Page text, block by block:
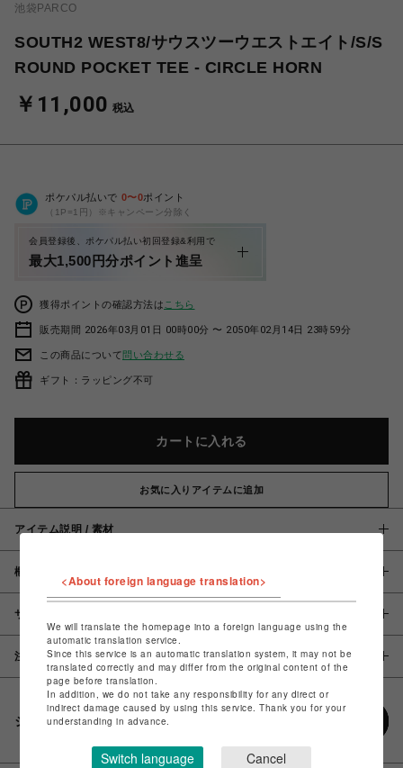
池袋PARCO
SOUTH2 WEST8/サウスツーウエストエイト/S/S
ROUND POCKET TEE - CIRCLE HORN
￥11,000 税込
ポケパル払いで 0〜0ポイント
（1P=1円）※キャンペーン分除く
会員登録後、ポケパル払い初回登録&利用で
最大1,500円分ポイント進呈
獲得ポイントの確認方法は こちら
販売期間 2026年03月01日 00時00分 〜 2050年02月14日 23時59分
この商品について問い合わせる
ギフト：ラッピング不可
カートに入れる
お気に入りアイテムに追加
アイテム説明 / 素材
概要
サイズ
注意事項
シェアする
<About foreign language translation>
We will translate the homepage into a foreign language using the
automatic translation service.
Since this service is an automatic translation system, it may not be
translated correctly and may differ from the original content of the
page before translation.
In addition, we do not take any responsibility for any direct or
indirect damage caused by using this service. Thank you for your
understanding in advance.
Switch language Cancel